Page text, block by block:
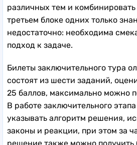
различных тем и
третьем блоке одних только
недостаточно: необходима
подход к задаче.
Билеты заключительного тура
состоят из шести заданий,
25 баллов, максимально можно
В работе заключительного
указывать алгоритм решения,
законы и реакции, при этом за
решение также можно получить